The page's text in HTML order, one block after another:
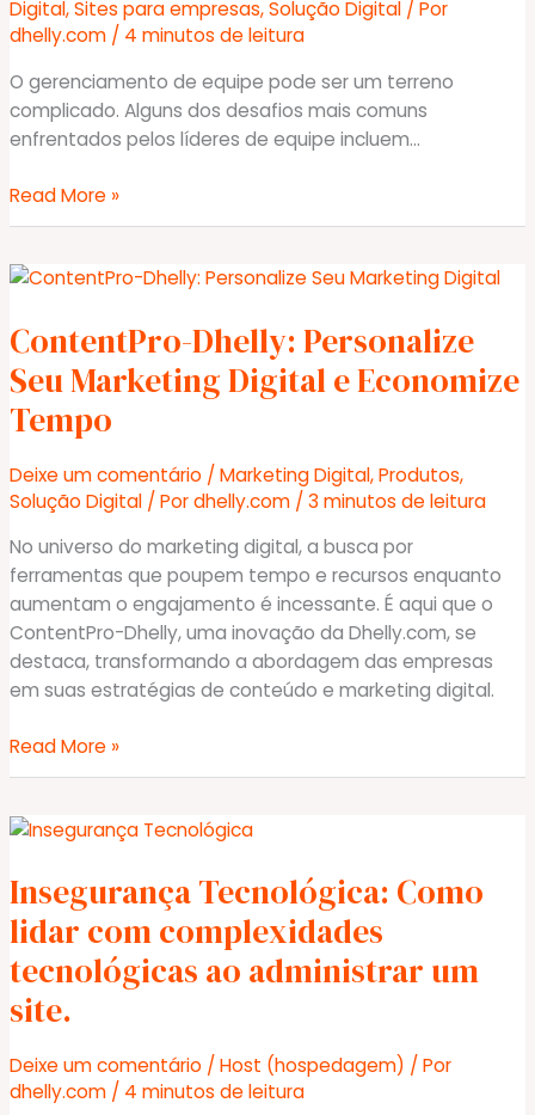
Digital,Sites para empresas,Solução Digital / Por
dhelly.com / 4 minutos de leitura
O gerenciamento de equipe pode ser um terreno
complicado. Alguns dos desafios mais comuns
enfrentados pelos líderes de equipe incluem…
Dificuldade
em
Equipe:
em
gerenciar
uma
equipe
para
garantir
a
qualidade
dos
serviços.
Read More »
ContentPro-Dhelly: Personalize
Seu Marketing Digital e Economize
Tempo
Deixe um comentário /Marketing Digital,Produtos,
Solução Digital / Pordhelly.com /3 minutos de leitura
No universo do marketing digital, a busca por
ferramentas que poupem tempo e recursos enquanto
aumentam o engajamento é incessante. É aqui que o
ContentPro-Dhelly, uma inovação da Dhelly.com, se
destaca, transformando a abordagem das empresas
em suas estratégias de conteúdo e marketing digital.
ContentPro-
Dhelly:
Seu
Digital
e
Economize
Tempo
Read More »
Insegurança Tecnológica: Como
lidar com complexidades
tecnológicas ao administrar um
site.
Deixe um comentário /Host (hospedagem) / Por
dhelly.com / 4 minutos de leitura